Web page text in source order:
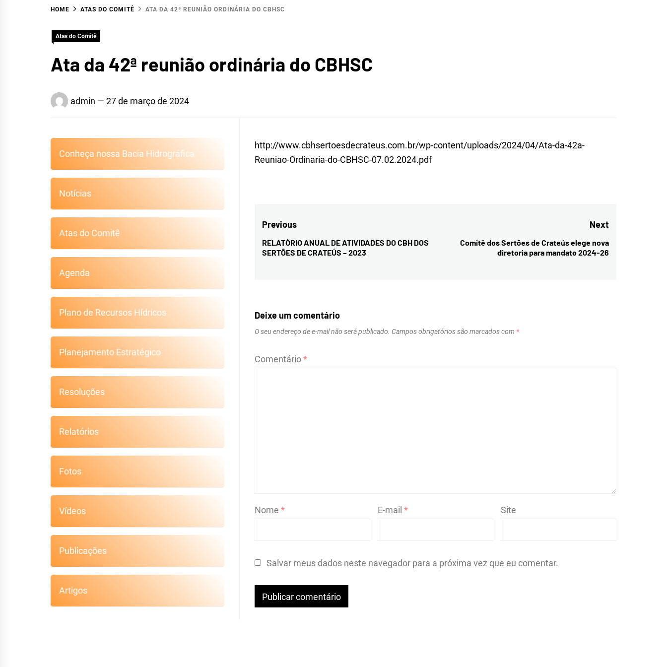
HIDROGRÁFICA DOS
SERTÕES DE
CRATEÚS
HOME ATAS DO COMITÊ ATA DA 42ª REUNIÃO ORDINÁRIA DO CBHSC
Atas do Comitê
Ata da 42ª reunião ordinária do CBHSC
admin 27 de março de 2024
http://www.cbhsertoesdecrateus.com.br/wp-content/uploads/2024/04/Ata-da-42a-
Reuniao-Ordinaria-do-CBHSC-07.02.2024.pdf
Navegação
de
Previous
Previous
post:
RELATÓRIO ANUAL DE ATIVIDADES DO CBH DOS
SERTÕES DE CRATEÚS – 2023
Next
Next
Comitê dos Sertões de Crateús elege nova
diretoria para mandato 2024-26
Deixe um comentário
O seu endereço de e-mail não será publicado. Campos obrigatórios são marcados com *
Comentário*
Nome* E-mail * Site
Salvar meus dados neste navegador para a próxima vez que eu comentar.
Conheça nossa Bacia Hidrográfica
Notícias
Atas do Comitê
Agenda
Plano de Recursos Hídricos
Planejamento Estratégico
Resoluções
Relatórios
Fotos
Vídeos
Publicações
Artigos